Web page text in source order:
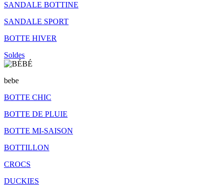
SANDALE BOTTINE
SANDALE SPORT
BOTTE HIVER
Soldes
bebe
BOTTE CHIC
BOTTE DE PLUIE
BOTTE MI-SAISON
BOTTILLON
CROCS
DUCKIES